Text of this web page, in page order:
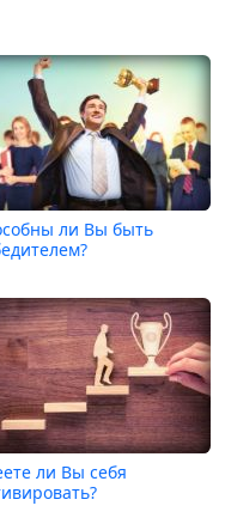
ли Вы быть
ли Вы себя